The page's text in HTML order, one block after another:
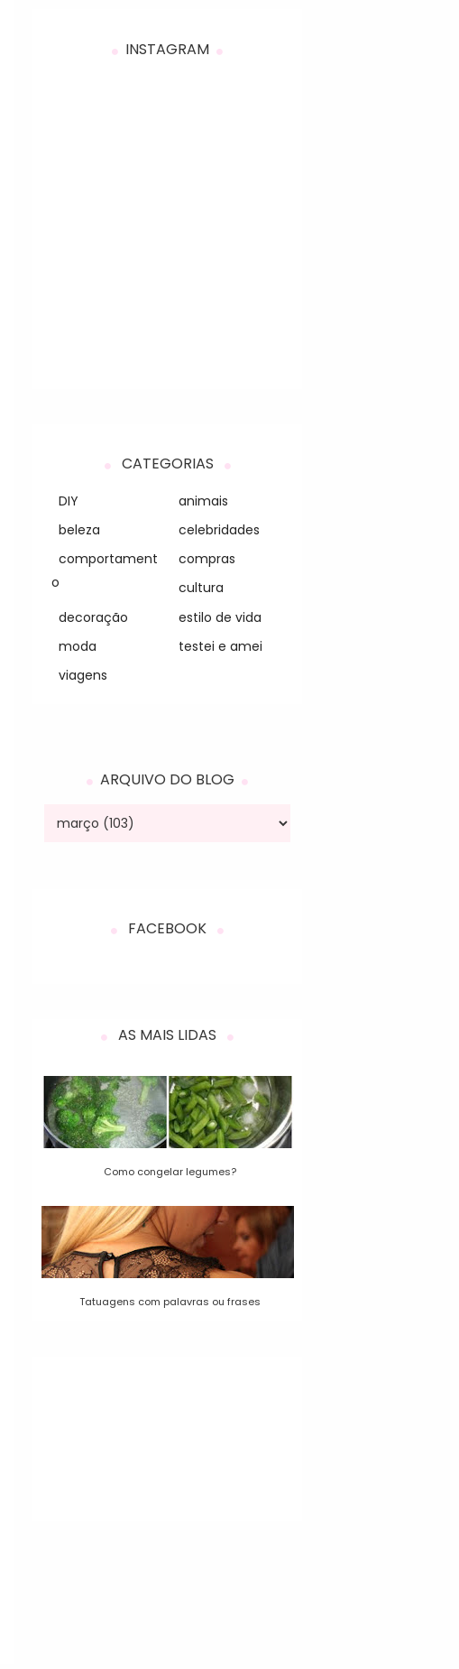
INSTAGRAM
CATEGORIAS
DIY
animais
beleza
celebridades
comportament
o
compras
cultura
decoração
estilo de vida
moda
testei e amei
viagens
ARQUIVO DO BLOG
FACEBOOK
AS MAIS LIDAS
Como congelar legumes?
Tatuagens com palavras ou frases